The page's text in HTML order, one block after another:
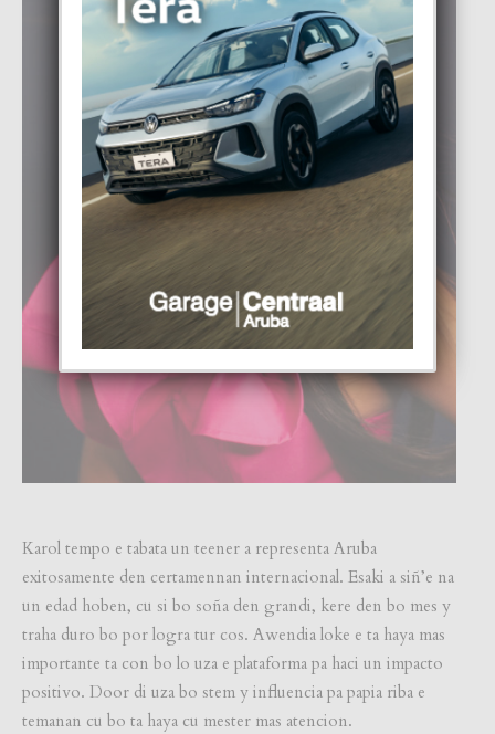
Karol tempo e tabata un teener a representa Aruba
exitosamente den certamennan internacional. Esaki a siñ’e na
un edad hoben, cu si bo soña den grandi, kere den bo mes y
traha duro bo por logra tur cos. Awendia loke e ta haya mas
importante ta con bo lo uza e plataforma pa haci un impacto
positivo. Door di uza bo stem y influencia pa papia riba e
temanan cu bo ta haya cu mester mas atencion.